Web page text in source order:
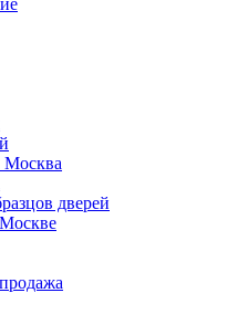
Москва
дверей